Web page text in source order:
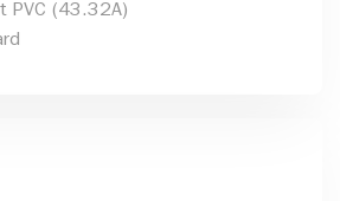
PVC (43.32A)